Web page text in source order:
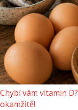
Chybí vám vitamin
okamžitě!